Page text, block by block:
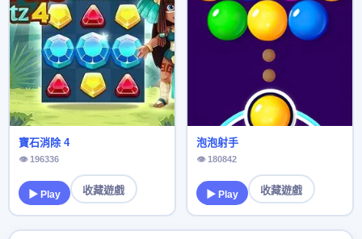
寶石消除 4
👁 196336
▶ Play 收藏遊戲
泡泡射手
👁 180842
▶ Play 收藏遊戲